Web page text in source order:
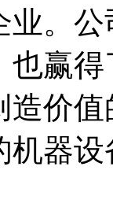
业。
也赢
造价
机器